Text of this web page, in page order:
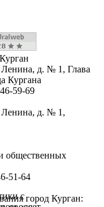
д. № 1, Глава
Кургана
59-69
Ленина, д. № 1,
общественных
51-64
город Курган:
с